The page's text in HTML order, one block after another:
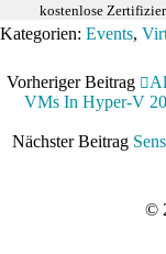
kostenlose
Kategorien: Events,
Vorheriger Beitrag
VMs In Hyper-V
Nächster Beitrag
©